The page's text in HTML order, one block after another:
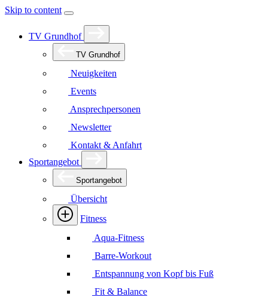
Skip to content
TV Grundhof
TV Grundhof
Neuigkeiten
Events
Ansprechpersonen
Newsletter
Kontakt & Anfahrt
Sportangebot
Sportangebot
Übersicht
Fitness
Aqua-Fitness
Barre-Workout
Entspannung von Kopf bis Fuß
Fit & Balance